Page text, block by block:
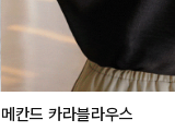
메칸드 카라블라우스